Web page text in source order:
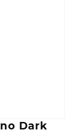
Dark